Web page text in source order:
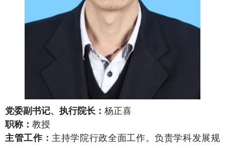
党委副书记、 执行院长： 杨正喜
职称： 教授
主管工作： 主持学院行政全面工作。负责学科发展规